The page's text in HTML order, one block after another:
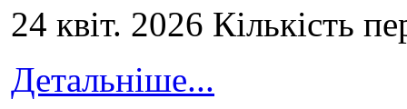
24 квіт. 2026 Кількість
Детальніше...